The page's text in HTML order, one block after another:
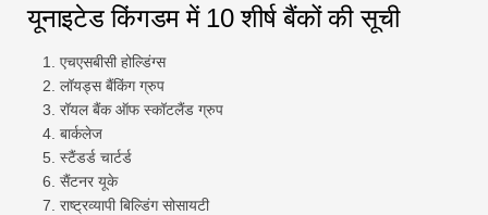
यूनाइटेड किंगडम में 10 शीर्ष बैंकों की सूची
एचएसबीसी होल्डिंग्स
लॉयड्स बैंकिंग ग्रुप
रॉयल बैंक ऑफ स्कॉटलैंड ग्रुप
बार्कलेज
स्टैंडर्ड चार्टर्ड
सैंटनर यूके
राष्ट्रव्यापी बिल्डिंग सोसायटी